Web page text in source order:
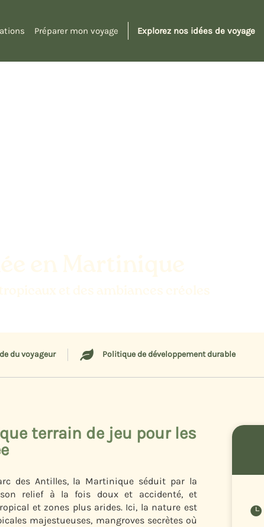
Préparer mon voyage Explorez nos idées de voyage
du voyageur  Politique de développement durable
terrain de jeu pour les
des Antilles, la Martinique séduit par la
relief à la fois doux et accidenté, et
et zones plus arides. Ici, la nature est
majestueuses, mangroves secrètes où
